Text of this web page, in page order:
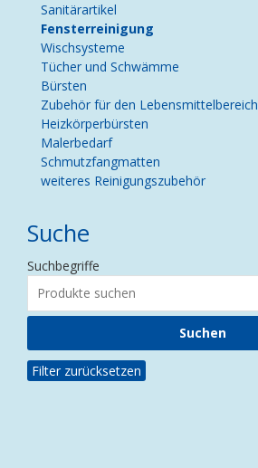
Sanitärartikel
Fensterreinigung
Wischsysteme
Tücher und Schwämme
Bürsten
Zubehör für den Lebensmittelbereich
Heizkörperbürsten
Malerbedarf
Schmutzfangmatten
weiteres Reinigungszubehör
Suche
Suchbegriffe
Filter zurücksetzen